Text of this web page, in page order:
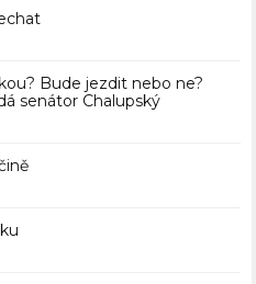
Bude jezdit nebo ne?
senátor Chalupský